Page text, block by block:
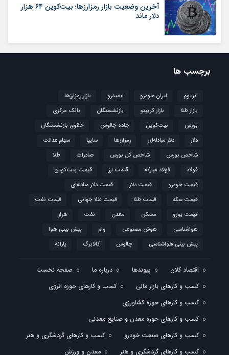
آخرین وضعیت بازار رمزارزها؛ بیت‌کوین ۶۴ هزار
دلار ماند
برچسب ها
اتریوم ایران خودرو ایمیدرو
بازار رمزارزها
بازار طلا
بازار کریپتو بازنشستگان
بانک مرکزی
بورس
بیت‌کوین جاده چالوس
حقوق بازنشستگان
دلار
دلار مبادله‌ای رمزارزها سایپا
سهام عدالت
شاخص بورس
شاخص کل بورس صادرات
طلا
فولاد
فولاد مبارکه قیمت ارز
قیمت بیت‌کوین
قیمت خودرو
قیمت دلار
قیمت دلار مبادله‌ای
قیمت سکه
قیمت طلا قیمت طلا جهانی
قیمت نفت
قیمت یورو
مسکن معدن نفت
هراز
هواشناسی
هوش مصنوعی وام
پیش بینی هوا
پیش بینی هواشناسی
چالوس کالابرگ یارانه
اقتصاد کلان پیوندها درباره ما
صفحه نخست
کسب و کارهای بازار مالی
کسب و کارهای حوزه انرژی
کسب و کارهای حوزه کشاورزی
کسب و کارهای حوزه معدن و صنایع معدنی
کسب و کارهای صنعت خودرو
کسب و کارهای گردشگری و هنر
کسب و کارهای گردشگری و هنر
معدن و ورزش